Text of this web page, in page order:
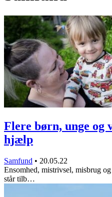
Flere børn, unge og
hjælp
Samfund • 20.05.22
Ensomhed, mistrivsel, misbrug
står tilb…